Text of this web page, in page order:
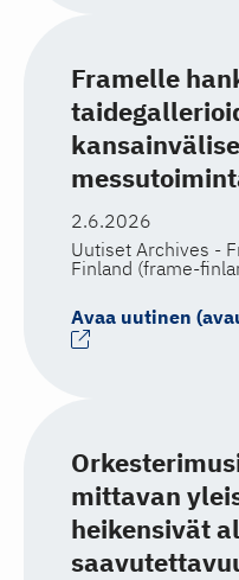
Framelle
2.6.2026
Uutiset Archives -
Finland (frame-
Avaa uutinen
mittavan
heikensivät